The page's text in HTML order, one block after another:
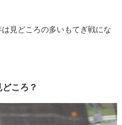
見どころの多いもてぎ戦にな
ころ？